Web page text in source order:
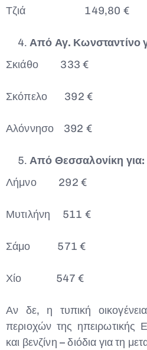
Τζιά 149,80 €
Από Αγ. Κωνσταντίνο
Σκιάθο 333 €
Σκόπελο 392 €
Αλόννησο 392 €
Από Θεσσαλονίκη για:
Λήμνο 292 €
Μυτιλήνη 511 €
Σάμο 571 €
Χίο 547 €
Αν δε, η τυπική
περιοχών της ηπειρωτικής
και βενζίνη – διόδια για τη